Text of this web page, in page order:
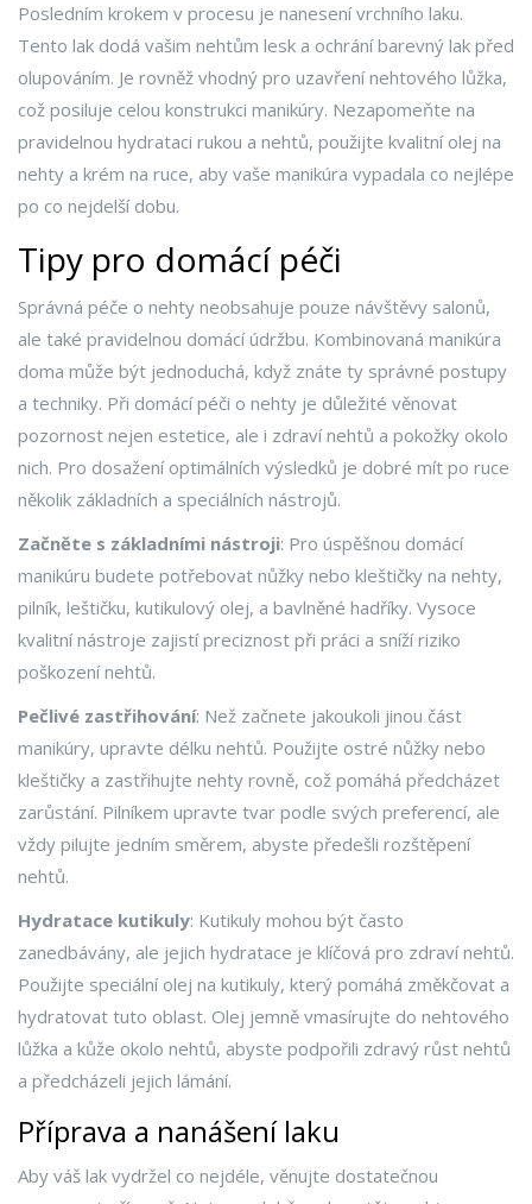
Posledním krokem v procesu je nanesení vrchního laku.
Tento lak dodá vašim nehtům lesk a ochrání barevný lak před
olupováním. Je rovněž vhodný pro uzavření nehtového lůžka,
což posiluje celou konstrukci manikúry. Nezapomeňte na
pravidelnou hydrataci rukou a nehtů, použijte kvalitní olej na
nehty a krém na ruce, aby vaše manikúra vypadala co nejlépe
po co nejdelší dobu.
Tipy pro domácí péči
Správná péče o nehty neobsahuje pouze návštěvy salonů,
ale také pravidelnou domácí údržbu. Kombinovaná manikúra
doma může být jednoduchá, když znáte ty správné postupy
a techniky. Při domácí péči o nehty je důležité věnovat
pozornost nejen estetice, ale i zdraví nehtů a pokožky okolo
nich. Pro dosažení optimálních výsledků je dobré mít po ruce
několik základních a speciálních nástrojů.
Začněte s základními nástroji: Pro úspěšnou domácí
manikúru budete potřebovat nůžky nebo kleštičky na nehty,
pilník, leštičku, kutikulový olej, a bavlněné hadříky. Vysoce
kvalitní nástroje zajistí preciznost při práci a sníží riziko
poškození nehtů.
Pečlivé zastřihování: Než začnete jakoukoli jinou část
manikúry, upravte délku nehtů. Použijte ostré nůžky nebo
kleštičky a zastřihujte nehty rovně, což pomáhá předcházet
zarůstání. Pilníkem upravte tvar podle svých preferencí, ale
vždy pilujte jedním směrem, abyste předešli rozštěpení
nehtů.
Hydratace kutikuly: Kutikuly mohou být často
zanedbávány, ale jejich hydratace je klíčová pro zdraví nehtů.
Použijte speciální olej na kutikuly, který pomáhá změkčovat a
hydratovat tuto oblast. Olej jemně vmasírujte do nehtového
lůžka a kůže okolo nehtů, abyste podpořili zdravý růst nehtů
a předcházeli jejich lámání.
Příprava a nanášení laku
Aby váš lak vydržel co nejdéle, věnujte dostatečnou